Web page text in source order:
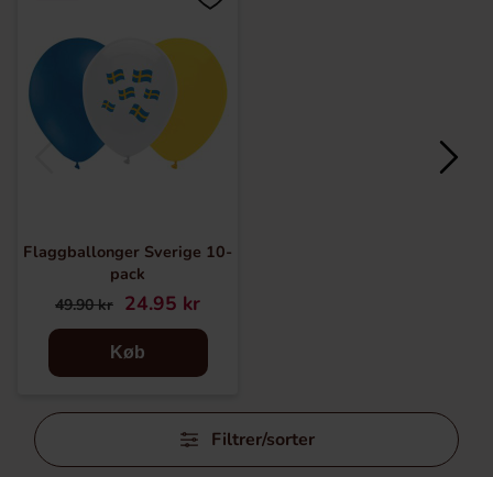
Flaggballonger Sverige 10-
pack
49.90 kr 24.95 kr
Køb
Spring
filtre
Filtrer/sorter